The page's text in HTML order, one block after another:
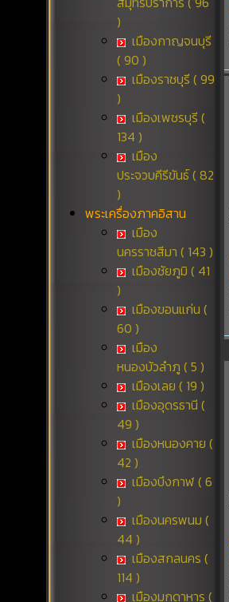
)
เมืองกาญจนบุรี
( 90 )
เมืองราชบุรี ( 99
)
เมืองเพชรบุรี (
134 )
เมือง
ประจวบคีรีขันธ์ ( 82
)
พระเครื่องภาคอิสาน
เมือง
นครราชสีมา ( 143 )
เมืองชัยภูมิ ( 41
)
เมืองขอนแก่น (
60 )
เมือง
หนองบัวลำภู ( 5 )
เมืองเลย ( 19 )
เมืองอุดรธานี (
49 )
เมืองหนองคาย (
42 )
เมืองบึงกาฬ ( 6
)
เมืองนครพนม (
44 )
เมืองสกลนคร (
114 )
เมืองมุกดาหาร (